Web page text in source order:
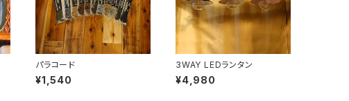
パラコード
¥1,540
3WAY LEDランタン
¥4,980